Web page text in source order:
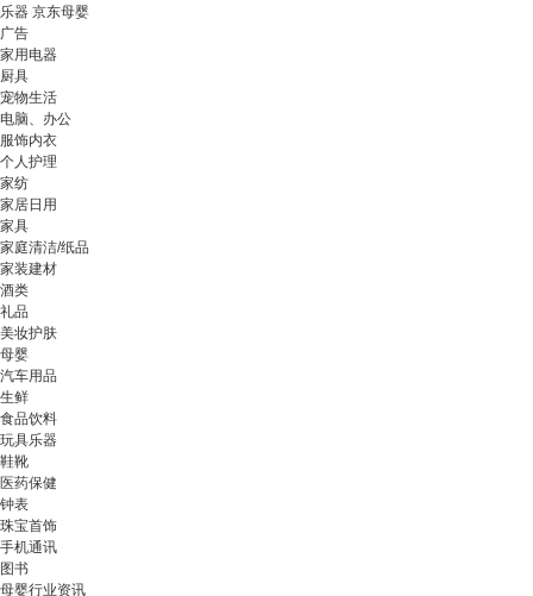
乐器 京东母婴
广告
家用电器
厨具
宠物生活
电脑、办公
服饰内衣
个人护理
家纺
家居日用
家具
家庭清洁/纸品
家装建材
酒类
礼品
美妆护肤
母婴
汽车用品
生鲜
食品饮料
玩具乐器
鞋靴
医药保健
钟表
珠宝首饰
手机通讯
图书
母婴行业资讯